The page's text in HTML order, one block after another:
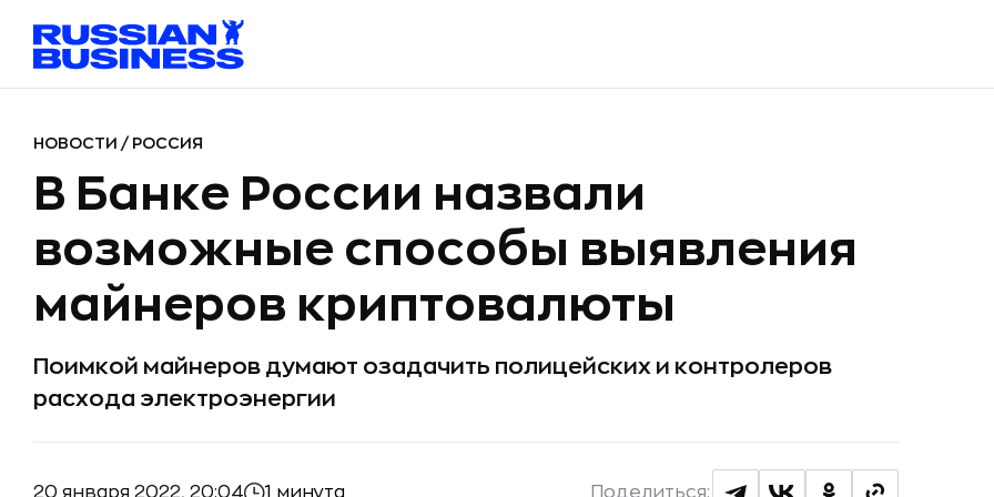
НОВОСТИ / РОССИЯ
В Банке России назвали
возможные способы выявления
майнеров криптовалюты
Поимкой майнеров думают озадачить полицейских и контролеров
расхода электроэнергии
20 января 2022, 20:04 1 минута Поделиться: